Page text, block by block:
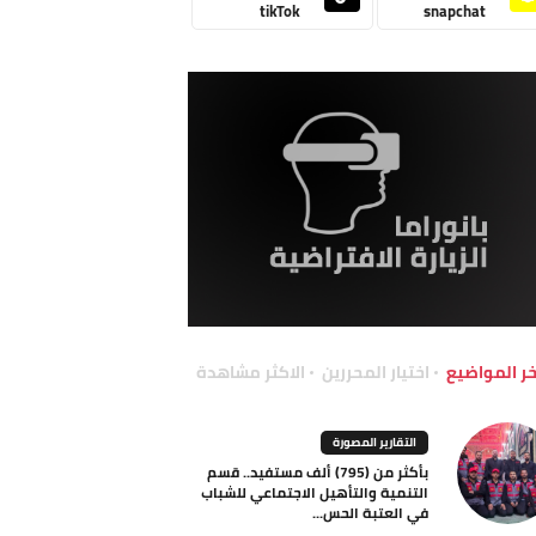
snapchat
tikTok
المواضيع اختيار المحررين الاكثر مشاهدة
التقارير المصورة
بأكثر من (795) ألف مستفيد.. قسم
التنمية والتأهيل الاجتماعي للشباب
في العتبة الحس...